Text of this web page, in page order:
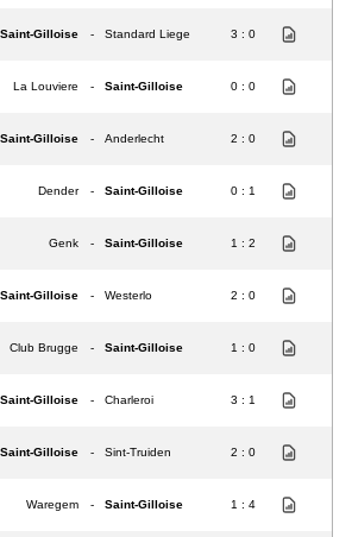
Saint-Gilloise - Standard Liege 3 : 0
La Louviere - Saint-Gilloise 0 : 0
Saint-Gilloise - Anderlecht 2 : 0
Dender - Saint-Gilloise 0 : 1
Genk - Saint-Gilloise 1 : 2
Saint-Gilloise - Westerlo 2 : 0
Club Brugge - Saint-Gilloise 1 : 0
Saint-Gilloise - Charleroi 3 : 1
Saint-Gilloise - Sint-Truiden 2 : 0
Waregem - Saint-Gilloise 1 : 4